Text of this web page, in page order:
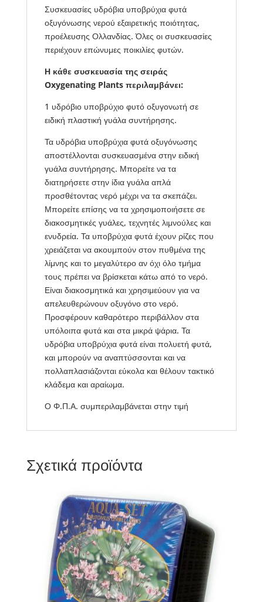
Συσκευασίες υδρόβια υποβρύχια φυτά
οξυγόνωσης νερού εξαιρετικής ποιότητας,
προέλευσης Ολλανδίας. Όλες οι συσκευασίες
περιέχουν επώνυμες ποικιλίες φυτών.
Η κάθε συσκευασία της σειράς
Oxygenating Plants περιλαμβάνει:
1 υδρόβιο υποβρύχιο φυτό οξυγονωτή σε
ειδική πλαστική γυάλα συντήρησης.
Τα υδρόβια υποβρύχια φυτά οξυγόνωσης
αποστέλλονται συσκευασμένα στην ειδική
γυάλα συντήρησης. Μπορείτε να τα
διατηρήσετε στην ίδια γυάλα απλά
προσθέτοντας νερό μέχρι να τα σκεπάζει.
Μπορείτε επίσης να τα χρησιμοποιήσετε σε
διακοσμητικές γυάλες, τεχνητές λιμνούλες και
ενυδρεία. Τα υποβρύχια φυτά έχουν ρίζες που
χρειάζεται να ακουμπούν στον πυθμένα της
λίμνης και το μεγαλύτερο αν όχι όλο τμήμα
τους πρέπει να βρίσκεται κάτω από το νερό.
Είναι διακοσμητικά και χρησιμεύουν για να
απελευθερώνουν οξυγόνο στο νερό.
Προσφέρουν καθαρότερο περιβάλλον στα
υπόλοιπα φυτά και στα μικρά ψάρια. Τα
υδρόβια υποβρύχια φυτά είναι πολυετή φυτά,
και μπορούν να αναπτύσσονται και να
πολλαπλασιάζονται εύκολα και θέλουν τακτικό
κλάδεμα και αραίωμα.
Ο Φ.Π.Α. συμπεριλαμβάνεται στην τιμή
Σχετικά προϊόντα